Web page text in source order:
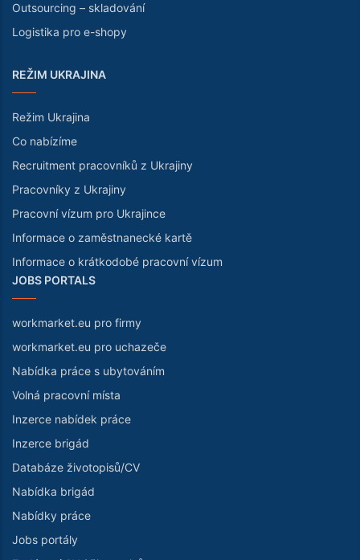
Outsourcing – skladování
Logistika pro e-shopy
REŽIM UKRAJINA
Režim Ukrajina
Co nabízíme
Recruitment pracovníků z Ukrajiny
Pracovníky z Ukrajiny
Pracovní vízum pro Ukrajince
Informace o zaměstnanecké kartě
Informace o krátkodobé pracovní vízum
JOBS PORTALS
workmarket.eu pro firmy
workmarket.eu pro uchazeče
Nabídka práce s ubytováním
Volná pracovní místa
Inzerce nabídek práce
Inzerce brigád
Databáze životopisů/CV
Nabídka brigád
Nabídky práce
Jobs portály